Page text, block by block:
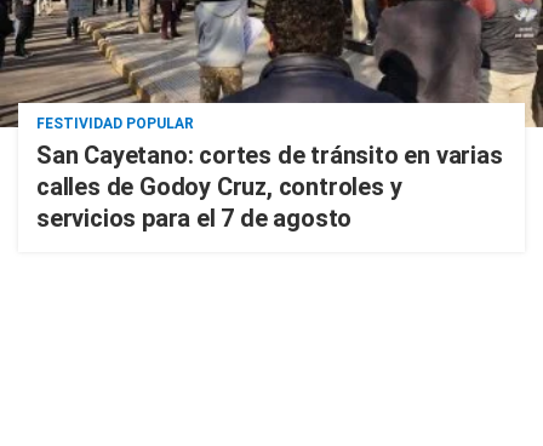
FESTIVIDAD POPULAR
San Cayetano: cortes de tránsito en varias
calles de Godoy Cruz, controles y
servicios para el 7 de agosto